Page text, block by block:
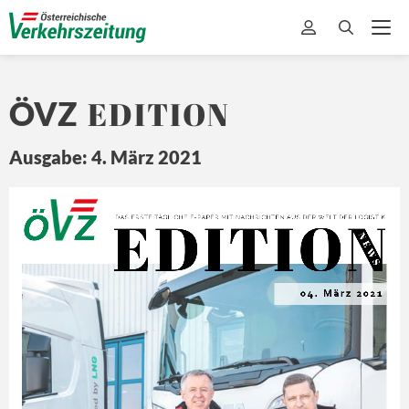
ÖVZ EDITION
Ausgabe: 4. März 2021
Z
Ö EDITION
DAS ERSTE TÄ GLICHE E- PAPER MIT NA CHRICHTEN A US DER WELT DER LOGISTIK
N E
W S
04. März 2021